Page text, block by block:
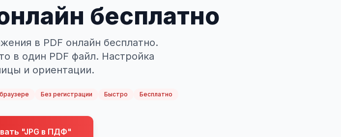
бесплатно
в PDF онлайн бесплатно.
в один PDF файл. Настройка
и ориентации.
Без регистрации Быстро Бесплатно
"JPG в ПДФ"